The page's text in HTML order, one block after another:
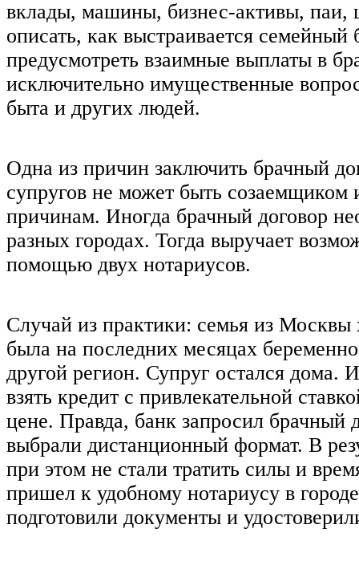
вклады, машины, бизнес-активы,
описать, как выстраивается
предусмотреть взаимные выплаты в
исключительно имущественные
быта и других людей.
Одна из причин заключить брачный
супругов не может быть
причинам. Иногда брачный договор
разных городах. Тогда выручает
помощью двух нотариусов.
Случай из практики: семья из
была на последних месяцах
другой регион. Супруг остался дома.
взять кредит с привлекательной
цене. Правда, банк запросил брачный
выбрали дистанционный формат. В
при этом не стали тратить силы и
пришел к удобному нотариусу в
подготовили документы и